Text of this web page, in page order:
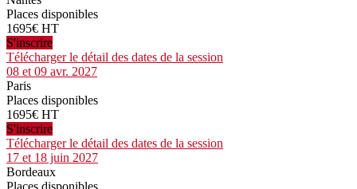
Places disponibles
1695€ HT
S'inscrire
Télécharger le détail des dates de la session
08 et 09 avr. 2027
Paris
Places disponibles
1695€ HT
S'inscrire
Télécharger le détail des dates de la session
17 et 18 juin 2027
Bordeaux
Places disponibles